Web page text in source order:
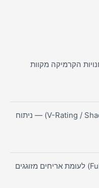
שחנויות הקרמיקה מקוות
מדד השונות הוויזואלית (V-Rating / Shade Variation) — ניתוח
אריחי גוף מלא (Full Body / Tuttomasa) לעומת אריחים מזוגגים